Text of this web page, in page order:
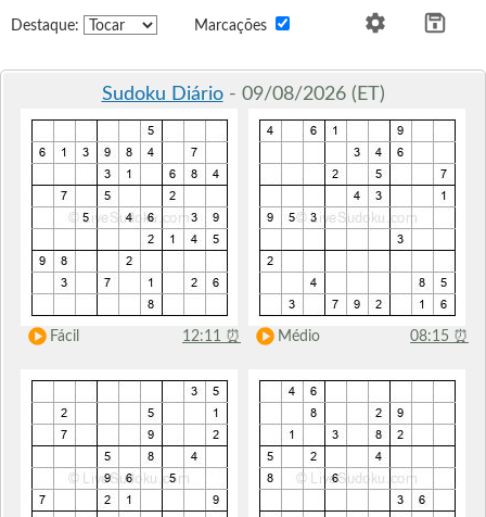
Destaque: Marcações
Sudoku Diário- 09/08/2026 (ET)
Fácil 12:11 ⏰ Médio 08:15 ⏰